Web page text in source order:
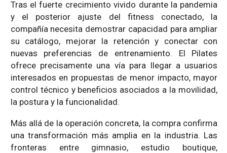
Tras el fuerte crecimiento vivido durante la pandemia
y el posterior ajuste del fitness conectado, la
compañía necesita demostrar capacidad para ampliar
su catálogo, mejorar la retención y conectar con
nuevas preferencias de entrenamiento. El Pilates
ofrece precisamente una vía para llegar a usuarios
interesados en propuestas de menor impacto, mayor
control técnico y beneficios asociados a la movilidad,
la postura y la funcionalidad.
Más allá de la operación concreta, la compra confirma
una transformación más amplia en la industria. Las
fronteras entre gimnasio, estudio boutique,